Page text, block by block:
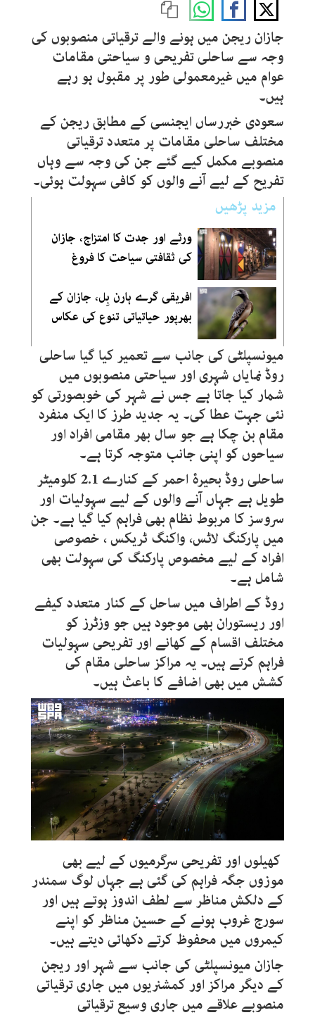
جازان ریجن میں ہونے والے ترقیاتی منصوبوں کی
وجہ سے ساحلی تفریحی و سیاحتی مقامات
عوام میں غیرمعمولی طور پر مقبول ہو رہے
ہیں۔
سعودی خبررساں ایجنسی کے مطابق ریجن کے
مختلف ساحلی مقامات پر متعدد ترقیاتی
منصوبے مکمل کیے گئے جن کی وجہ سے وہاں
تفریح کے لیے آنے والوں کو کافی سہولت ہوئی۔
مزید پڑھیں
ورثے اور جدت کا امتزاج، جازان
کی ثقافتی سیاحت کا فروغ
افریقی گرے ہارن بِل، جازان کے
بھرپور حیاتیاتی تنوع کی عکاس
میونسپلٹی کی جانب سے تعمیر کیا گیا ساحلی
روڈ نمایاں شہری اور سیاحتی منصوبوں میں
شمار کیا جاتا ہے جس نے شہر کی خوبصورتی کو
نئی جہت عطا کی۔ یہ جدید طرز کا ایک منفرد
مقام بن چکا ہے جو سال بھر مقامی افراد اور
سیاحوں کو اپنی جانب متوجہ کرتا ہے۔
ساحلی روڈ بحیرۂ احمر کے کنارے 2.1 کلومیٹر
طویل ہے جہاں آنے والوں کے لیے سہولیات اور
سروسز کا مربوط نظام بھی فراہم کیا گیا ہے۔ جن
میں پارکنگ لاٹس، واکنگ ٹریکس ، خصوصی
افراد کے لیے مخصوص پارکنگ کی سہولت بھی
شامل ہے۔
روڈ کے اطراف میں ساحل کے کنار متعدد کیفے
اور ریستوران بھی موجود ہیں جو وزٹرز کو
مختلف اقسام کے کھانے اور تفریحی سہولیات
فراہم کرتے ہیں۔ یہ مراکز ساحلی مقام کی
کشش میں بھی اضافے کا باعث ہیں۔
کھیلوں اور تفریحی سرگرمیوں کے لیے بھی
موزوں جگہ فراہم کی گئی ہے جہاں لوگ سمندر
کے دلکش مناظر سے لطف اندوز ہوتے ہیں اور
سورج غروب ہونے کے حسین مناظر کو اپنے
کیمروں میں محفوظ کرتے دکھائی دیتے ہیں۔
جازان میونسپلٹی کی جانب سے شہر اور ریجن
کے دیگر مراکز اور کمشنریوں میں جاری ترقیاتی
منصوبے علاقے میں جاری وسیع ترقیاتی